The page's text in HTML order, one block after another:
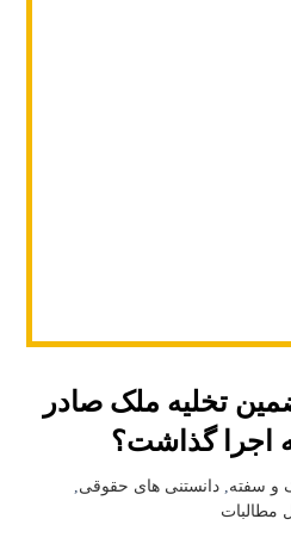
تخلیه ملک صادر
اجرا گذاشت؟
و سفته ,دانستنی های حقوقی
مطالبات